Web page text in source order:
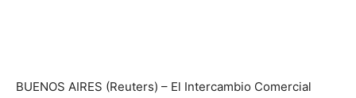
BUENOS AIRES (Reuters) – El Intercambio Comercial